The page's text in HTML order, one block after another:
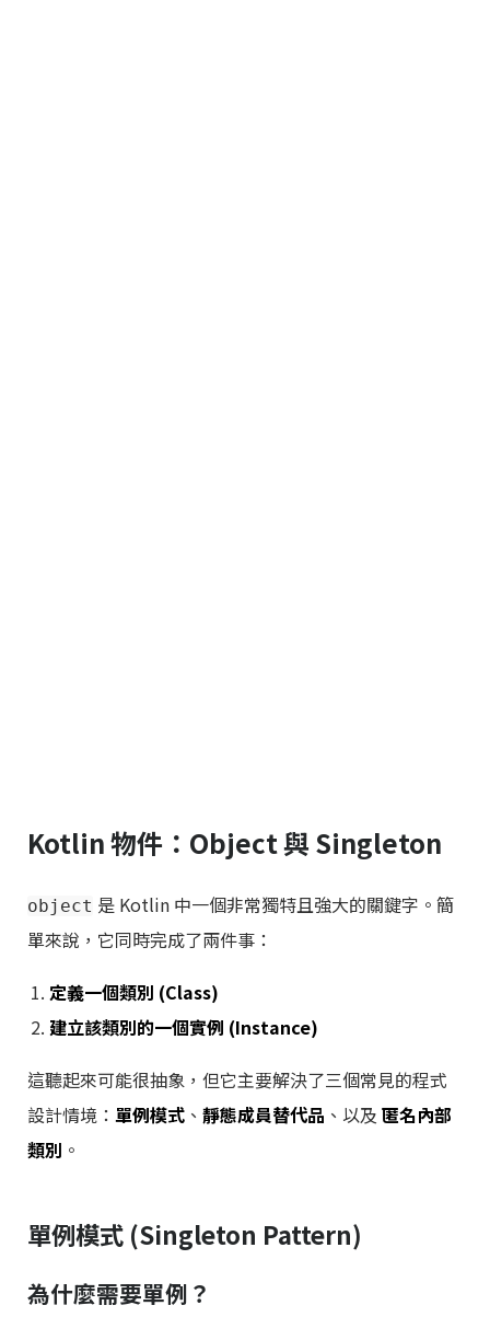
Kotlin 物件：Object 與 Singleton
object 是 Kotlin 中一個非常獨特且強大的關鍵字。簡
單來說，它同時完成了兩件事：
定義一個類別 (Class)
建立該類別的一個實例 (Instance)
這聽起來可能很抽象，但它主要解決了三個常見的程式
設計情境： 單例模式 、 靜態成員替代品 、以及 匿名內部
類別 。
單例模式 (Singleton Pattern)
為什麼需要單例？